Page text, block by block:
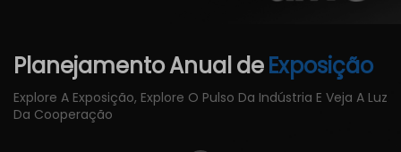
PlanejamentoAnualdeExposição
Explore A Exposição, Explore O Pulso Da Indústria E Veja A Luz
Da Cooperação